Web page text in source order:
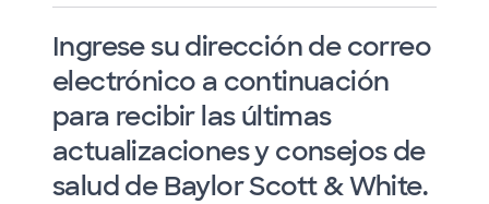
Ingrese su dirección de correo
electrónico a continuación
para recibir las últimas
actualizaciones y consejos de
salud de Baylor Scott & White.